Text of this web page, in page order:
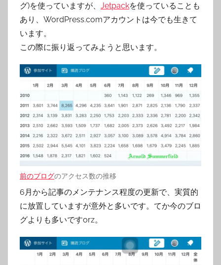
グ)を使っていますが、 Jetpackを使っていることも
あり、WordPress.comアカウントは今でも生きて
います。
この際に振り返ってみようと思います。
前のブログのアクセス数の推移
6月から記事のメンテナンス程度の更新で、実質的
に放置していますが意外と多いです。てか今のブロ
グよりも多いですorz。